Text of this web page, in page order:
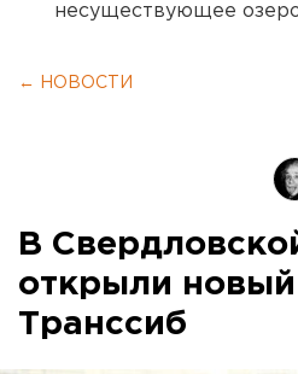
несуществующее
← НОВОСТИ
В
открыли новый
Транссиб